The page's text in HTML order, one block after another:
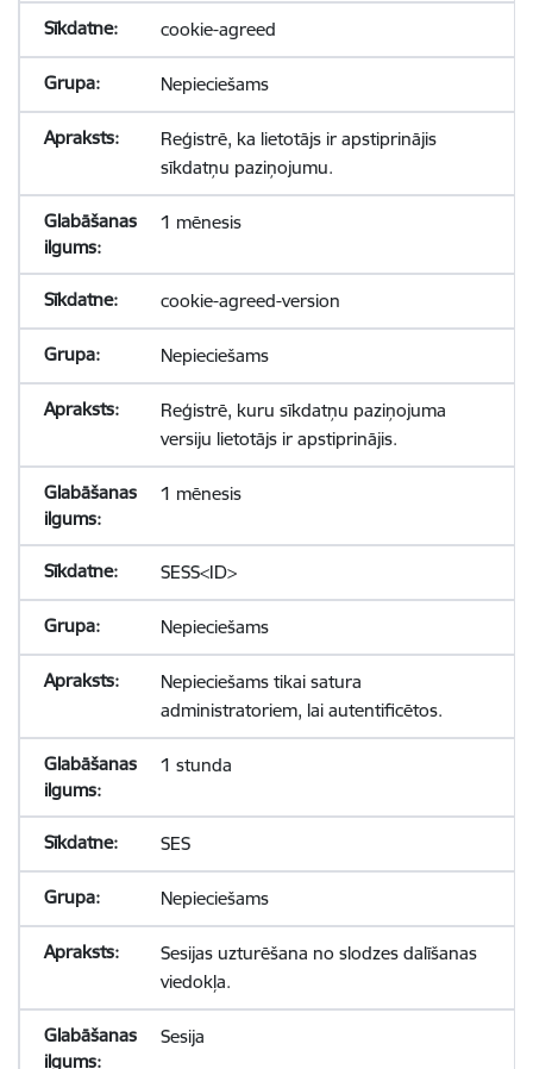
cookie-agreed
Nepieciešams
Reģistrē, ka lietotājs ir apstiprinājis
sīkdatņu paziņojumu.
1 mēnesis
cookie-agreed-version
Nepieciešams
Reģistrē, kuru sīkdatņu paziņojuma
versiju lietotājs ir apstiprinājis.
1 mēnesis
SESS<ID>
Nepieciešams
Nepieciešams tikai satura
administratoriem, lai autentificētos.
1 stunda
SES
Nepieciešams
Sesijas uzturēšana no slodzes dalīšanas
viedokļa.
Sesija